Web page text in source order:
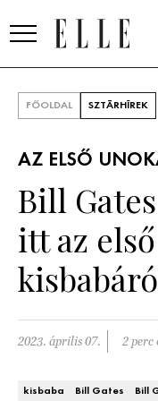
SZÉPSÉG
ÉLETMÓD
PÁRKAPCSOLAT
FŐOLDAL SZTÁRHÍREK
AZ ELSŐ
Bill
itt az
2023. április 07. 2 perc
kisbaba Bill Gates Bill